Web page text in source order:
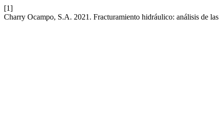
[1]
Charry Ocampo, S.A. 2021. Fracturamiento hidráulico: análisis de